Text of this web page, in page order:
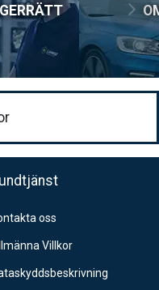
oss
Villkor